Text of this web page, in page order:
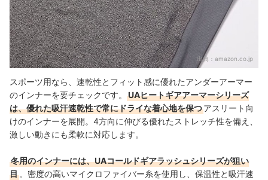
出典： amazon.co.jp
スポーツ用なら、速乾性とフィット感に優れたアンダーアーマー
のインナーを要チェックです。
UAヒートギアアーマーシリーズ
は、優れた吸汗速乾性で常にドライな着心地を保つアスリート向
けのインナーを展開。4方向に伸びる優れたストレッチ性を備え、
激しい動きにも柔軟に対応します。
冬用のインナーには、UAコールドギアラッシュシリーズが狙い
目。密度の高いマイクロファイバー糸を使用し、保温性と吸汗速